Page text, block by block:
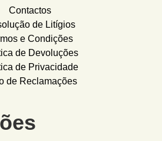
Contactos
de Litígios
e Condições
de Devoluções
de Privacidade
de Reclamações